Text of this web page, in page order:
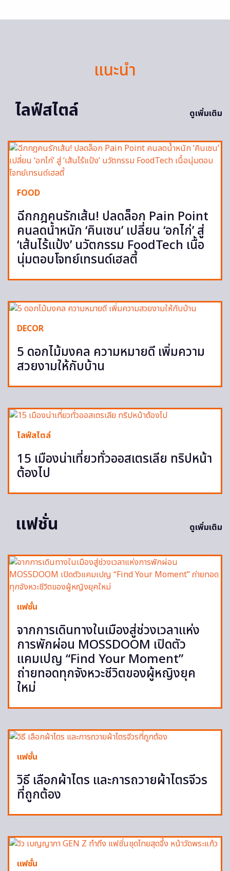
แนะนำ
ไลฟ์สไตล์
ดูเพิ่มเติม
FOOD
ฉีกกฎคนรักเส้น! ปลดล็อก Pain Point
คนลดน้ำหนัก ‘คินเซน’ เปลี่ยน ‘อกไก่’ สู่
‘เส้นไร้แป้ง’ นวัตกรรม FoodTech เนื้อ
นุ่มตอบโจทย์เทรนด์เฮลตี้
DECOR
5 ดอกไม้มงคล ความหมายดี เพิ่มความ
สวยงามให้กับบ้าน
ไลฟ์สไตล์
15 เมืองน่าเที่ยวทั่วออสเตรเลีย ทริปหน้า
ต้องไป
แฟชั่น ดูเพิ่มเติม
แฟชั่น
จากการเดินทางในเมืองสู่ช่วงเวลาแห่ง
การพักผ่อน MOSSDOOM เปิดตัว
แคมเปญ “Find Your Moment”
ถ่ายทอดทุกจังหวะชีวิตของผู้หญิงยุค
ใหม่
แฟชั่น
วิธี เลือกผ้าไตร และการถวายผ้าไตรจีวร
ที่ถูกต้อง
แฟชั่น